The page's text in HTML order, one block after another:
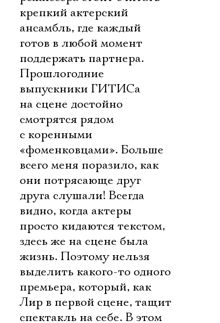
крепкий актерский
ансамбль, где каждый
готов в любой момент
поддержать партнера.
Прошлогодние
выпускники ГИТИСа
на сцене достойно
смотрятся рядом
с коренными
«фоменковцами». Больше
всего меня поразило, как
они потрясающе друг
друга слушали! Всегда
видно, когда актеры
просто кидаются текстом,
здесь же на сцене была
жизнь. Поэтому нельзя
выделить какого-то одного
премьера, который, как
Лир в первой сцене, тащит
спектакль на себе. В этом